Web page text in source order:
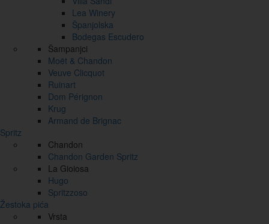
Lea Winery
Španjolska
Bodegas Escudero
Šampanjci
Moët & Chandon
Veuve Clicquot
Ruinart
Dom Pérignon
Krug
Armand de Brignac
Spritz
Chandon
Chandon Garden Spritz
La Gioiosa
Hugo
Spritzzoso
Žestoka pića
Vrsta